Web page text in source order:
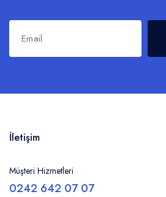
İletişim
Müşteri Hizmetleri
0242 642 07 07